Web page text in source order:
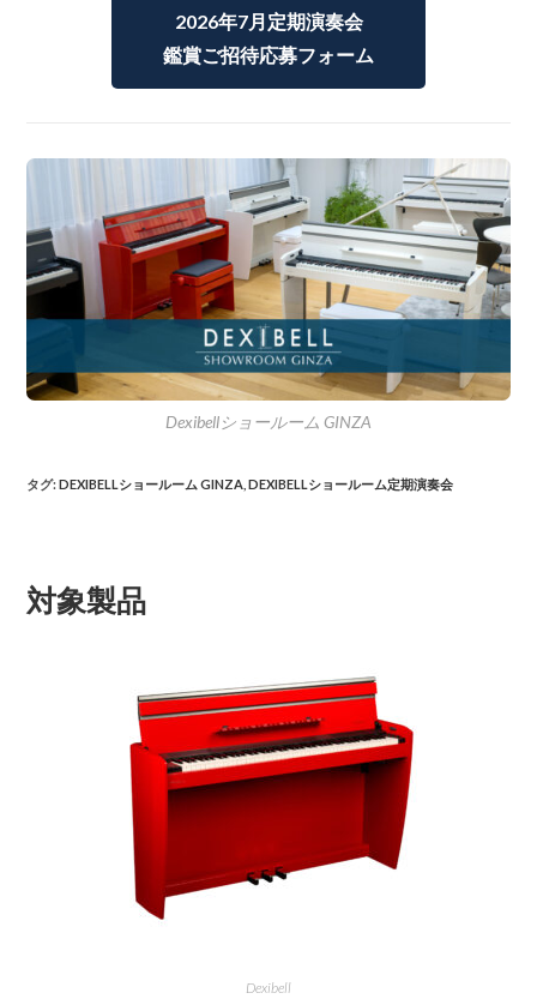
2026年7月定期演奏会
鑑賞ご招待応募フォーム
Dexibellショールーム GINZA
タグ:DEXIBELLショールーム GINZA DEXIBELLショールーム定期演奏会
対象製品
Dexibell